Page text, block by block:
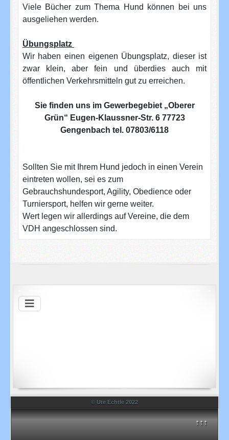
© Ute Echtle 2022
↑↑↑
Viele Bücher zum Thema Hund können bei uns
ausgeliehen werden.
Übungsplatz
Wir haben einen eigenen Übungsplatz, dieser ist
zwar klein, aber fein und überdies auch mit
öffentlichen Verkehrsmitteln gut zu erreichen.
Sie finden uns im Gewerbegebiet „Oberer
Grün“ Eugen-Klaussner-Str. 6 77723
Gengenbach tel. 07803/6118
Sollten Sie mit Ihrem Hund jedoch in einen Verein
eintreten wollen, sei es zum
Gebrauchshundesport, Agility, Obedience oder
Turniersport, helfen wir gerne weiter.
Wert legen wir allerdings auf Vereine, die dem
VDH angeschlossen sind.